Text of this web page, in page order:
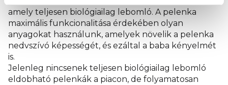
amely teljesen biológiailag lebomló. A pelenka
maximális funkcionalitása érdekében olyan
anyagokat használunk, amelyek növelik a pelenka
nedvszívó képességét, és ezáltal a baba kényelmét
is.
Jelenleg nincsenek teljesen biológiailag lebomló
eldobható pelenkák a piacon, de folyamatosan